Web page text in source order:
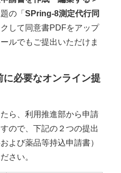
の「 SPring-8測定代行同
して同意書PDFをアップ
ルでもご提出いただけま
に必要なオンライン提
ら、利用推進部から申請
ので、下記の２つの提出
よび薬品等持込申請書）
さい。